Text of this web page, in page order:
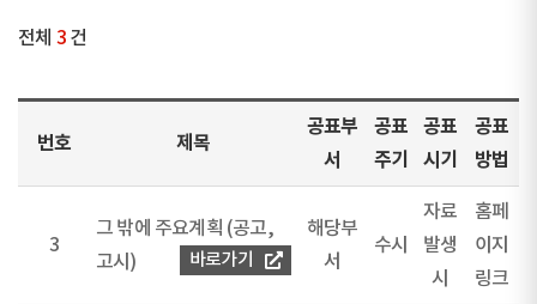
전체 3 건
번호 제목
공표부
서
공표
주기
공표
시기
공표
방법
3
그 밖에 주요계획 (공고,
고시)
바로가기
해당부
서
수시
자료
발생
시
홈페
이지
링크